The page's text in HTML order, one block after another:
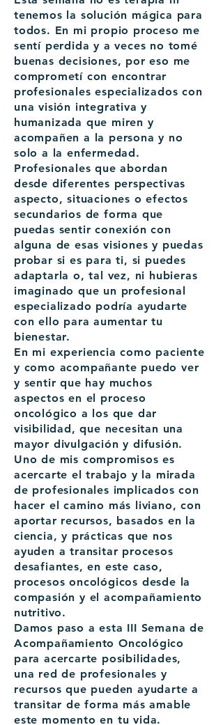
tenemos la solución mágica para
todos. En mi propio proceso me
sentí perdida y a veces no tomé
buenas decisiones, por eso me
comprometí con encontrar
profesionales especializados con
una visión integrativa y
humanizada que miren y
acompañen a la persona y no
solo a la enfermedad.
Profesionales que abordan
desde diferentes perspectivas
aspecto, situaciones o efectos
secundarios de forma que
puedas sentir conexión con
alguna de esas visiones y puedas
probar si es para ti, si puedes
adaptarla o, tal vez, ni hubieras
imaginado que un profesional
especializado podría ayudarte
con ello para aumentar tu
bienestar.
En mi experiencia como paciente
y como acompañante puedo ver
y sentir que hay muchos
aspectos en el proceso
oncológico a los que dar
visibilidad, que necesitan una
mayor divulgación y difusión.
Uno de mis compromisos es
acercarte el trabajo y la mirada
de profesionales implicados con
hacer el camino más liviano, con
aportar recursos, basados en la
ciencia, y prácticas que nos
ayuden a transitar procesos
desafiantes, en este caso,
procesos oncológicos desde la
compasión y el acompañamiento
nutritivo.
Damos paso a esta III Semana de
Acompañamiento Oncológico
para acercarte posibilidades,
una red de profesionales y
recursos que pueden ayudarte a
transitar de forma más amable
este momento en tu vida.